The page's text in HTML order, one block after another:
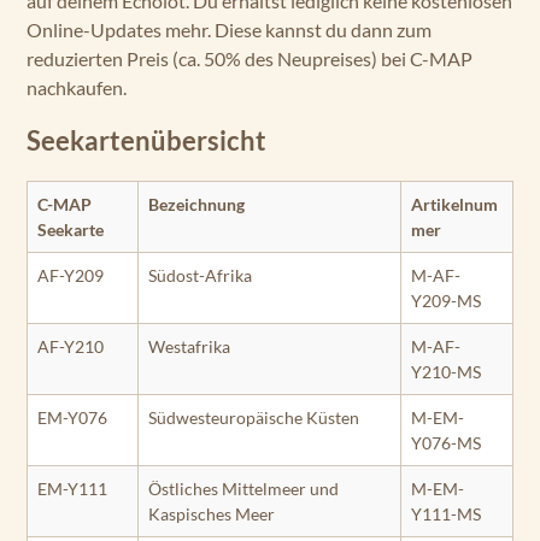
Online-Updates mehr. Diese kannst du dann zum
reduzierten Preis (ca. 50% des Neupreises) bei C-MAP
nachkaufen.
Seekartenübersicht
C-MAP
Seekarte
Bezeichnung
Artikelnum
mer
AF-Y209 Südost-Afrika
M-AF-
Y209-MS
AF-Y210 Westafrika
M-AF-
Y210-MS
EM-Y076 Südwesteuropäische Küsten
M-EM-
Y076-MS
EM-Y111
Östliches Mittelmeer und
Kaspisches Meer
M-EM-
Y111-MS